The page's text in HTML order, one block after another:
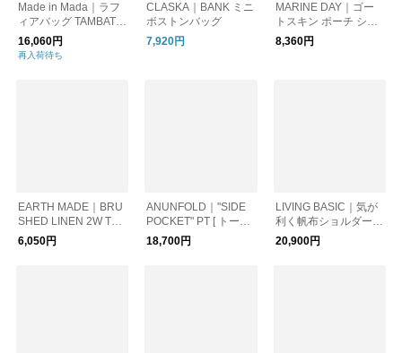
Made in Mada｜ラフ
ィアバッグ TAMBATR
A｜リュック ショルダ
ーバッグ
16,060円
再入荷待ち
CLASKA｜BANK ミニ
ボストンバッグ
7,920円
MARINE DAY｜ゴー
トスキン ポーチ ショ
ルダーバッグ “SOE” s
oe-fn ドット柄
8,360円
EARTH MADE｜BRU
SHED LINEN 2W TAL
L TOTE
6,050円
ANUNFOLD｜"SIDE
POCKET" PT [ トート
バッグ・ショルダーバ
ッグ ]
18,700円
LIVING BASIC｜気が
利く帆布ショルダー
新生活 ショルダーバ
ッグ 日本製
20,900円